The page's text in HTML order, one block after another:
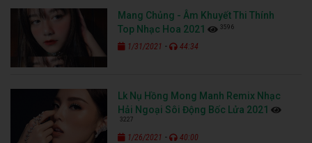
Mang Chủng - Âm Khuyết Thi Thính
Top Nhạc Hoa 2021
3596
1/31/2021 - 44:34
Lk Nụ Hồng Mong Manh Remix Nhạc
Hải Ngoại Sôi Động Bốc Lửa 2021
3227
1/26/2021 - 40:00